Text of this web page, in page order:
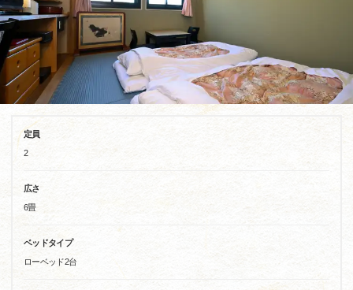
定員
2
広さ
6畳
ベッドタイプ
ローベッド2台